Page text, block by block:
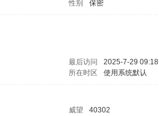
性别 保密
最后访问
2025-7-29 09:18
所在时区 使用系统默认
威望
40302